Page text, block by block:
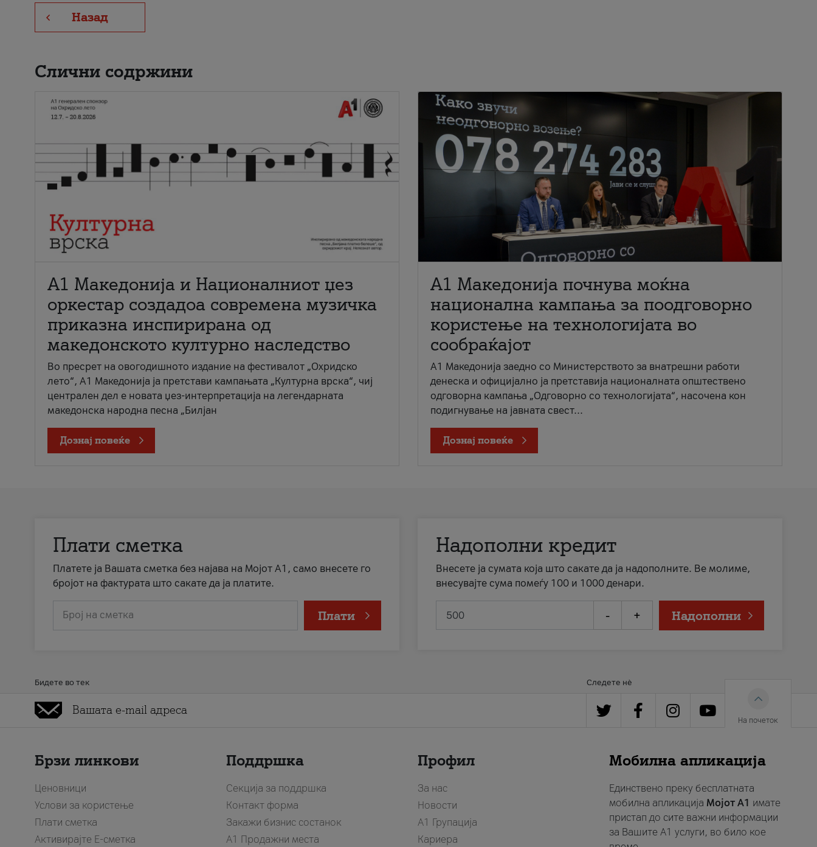
Назад
Слични содржини
А1 Македонија и Националниот џез
оркестар создадоа современа музичка
приказна инспирирана од
македонското културно наследство
Во пресрет на овогодишното издание на фестивалот „Охридско
лето“, А1 Македонија ја претстави кампањата „Културна врска“, чиј
централен дел е новата џез-интерпретација на легендарната
македонска народна песна „Билјан
Дознај повеќе
A1 Македонија почнува моќна
национална кампања за поодговорно
користење на технологијата во
сообраќајот
A1 Македонија заедно со Министерството за внатрешни работи
денеска и официјално ја претставија националната општествено
одговорна кампања „Одговорно со технологијата“, насочена кон
подигнување на јавната свест...
Дознај повеќе
Плати сметка
Платете ја Вашата сметка без најава на Мојот А1, само внесете го
бројот на фактурата што сакате да ја платите.
Број на сметка Плати
Надополни кредит
Внесете ја сумата која што сакате да ја надополните. Ве молиме,
внесувајте сума помеѓу 100 и 1000 денари.
- + Надополни
Бидете во тек Следете нè
На почеток
Брзи линкови
Ценовници
Услови за користење
Плати сметка
Активирајте Е-сметка
Поддршка
Секција за поддршка
Контакт форма
Закажи бизнис состанок
A1 Продажни места
Профил
За нас
Новости
А1 Групација
Кариера
Мобилна апликација
Единствено преку бесплатната
мобилна апликација Мојот A1 имате
пристап до сите важни информации
за Вашите A1 услуги, во било кое